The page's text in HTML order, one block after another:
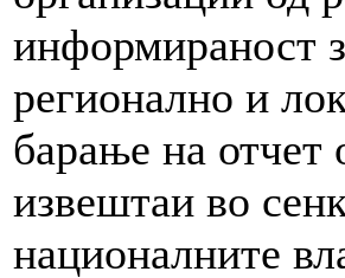
информираност
регионално и
барање на отчет
извештаи во
националните